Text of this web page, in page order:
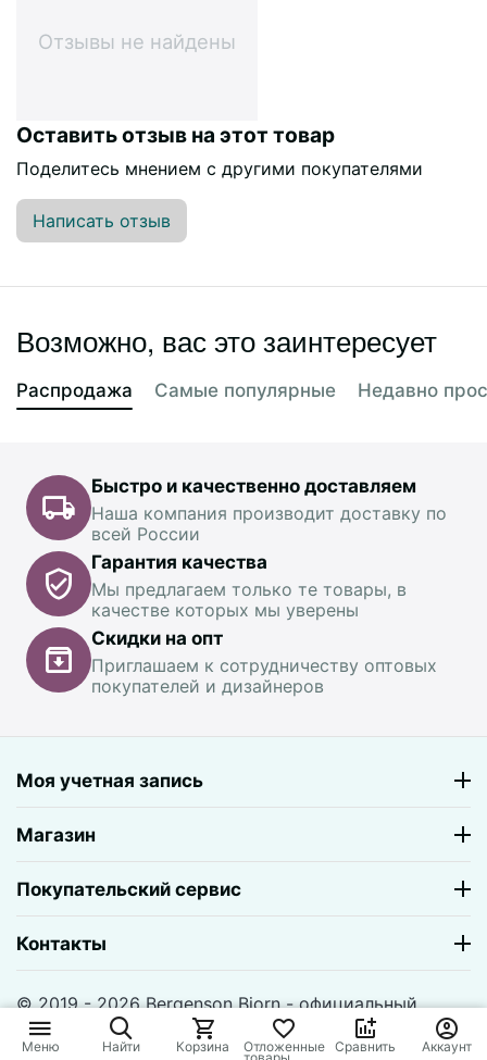
Отзывы не найдены
Оставить отзыв на этот товар
Поделитесь мнением с другими покупателями
Написать отзыв
Возможно, вас это заинтересует
Распродажа Самые популярные Недавно
Быстро и качественно доставляем
Наша компания производит доставку по
всей России
Гарантия качества
Мы предлагаем только те товары, в
качестве которых мы уверены
Скидки на опт
Приглашаем к сотрудничеству оптовых
покупателей и дизайнеров
Моя учетная запись
Магазин
Покупательский сервис
Контакты
© 2019 - 2026 Bergenson Bjorn - официальный
магазин. На базе
CS-Cart и премиум темы —
© AB:
UniTheme2
Меню Найти Корзина Отложенные Сравнить Аккаунт